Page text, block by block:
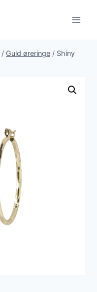
/ Guld øreringe / Shiny